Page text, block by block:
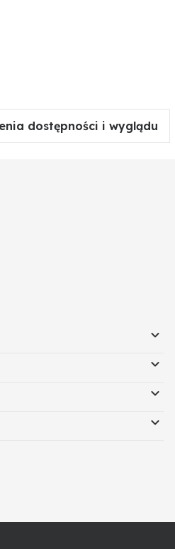
(N/mm²): 800
dostępności i wyglądu